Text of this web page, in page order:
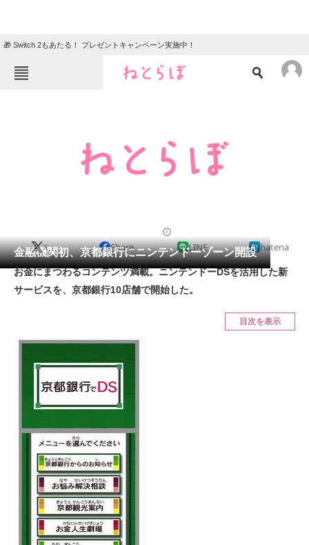
🎁 Switch 2もあたる！ プレゼントキャンペーン実施中！
クイズ
地域
会員記事
メディア
ITの今と未来を見通す
スマホと通信の最新トレンド
好きが集まる 比べて選べる
ビジネスと働き方のヒント
AI活用のいまが分かる
企業ITのトレンドを詳説
金融機関初、京都銀行にニンテンドーゾーン開設
X Share LINE hatena
お金にまつわるコンテンツ満載。ニンテンドーDSを活用した新
サービスを、京都銀行10店舗で開始した。
目次を表示